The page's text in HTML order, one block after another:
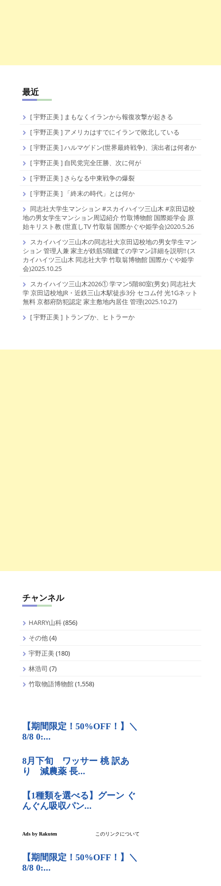
最近
[ 宇野正美 ] まもなくイランから報復攻撃が起きる
[ 宇野正美 ] アメリカはすでにイランで敗北している
[ 宇野正美 ] ハルマゲドン(世界最終戦争)、演出者は何者か
[ 宇野正美 ] 自民党完全圧勝、次に何が
[ 宇野正美 ] さらなる中東戦争の爆裂
[ 宇野正美 ] 「終末の時代」とは何か
同志社大学生マンション #スカイハイツ三山木 #京田辺校
地の男女学生マンション周辺紹介 竹取博物館 国際姫学会 原
始キリスト教 (世直しTV 竹取翁 国際かぐや姫学会)2020.5.26
スカイハイツ三山木の同志社大京田辺校地の男女学生マン
ション 管理人兼 家主が鉄筋5階建ての学マン詳細を説明!! (ス
カイハイツ三山木 同志社大学 竹取翁博物館 国際かぐや姫学
会)2025.10.25
スカイハイツ三山木2026① 学マン5階80室(男女) 同志社大
学 京田辺校地JR・近鉄三山木駅徒歩3分 セコム付 光1Gネット
無料 京都府防犯認定 家主敷地内居住 管理(2025.10.27)
[ 宇野正美 ] トランプか、ヒトラーか
チャンネル
HARRY山科(856)
その他(4)
宇野正美(180)
林浩司 (7)
竹取物語博物館(1,558)